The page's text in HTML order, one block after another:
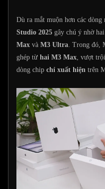
Dù ra mắt muộn hơn các dòng
Studio 2025 gây chú ý nhờ
Max và M3 Ultra . Trong
ghép từ hai M3 Max , vượt
dòng chip chỉ xuất hiện trên